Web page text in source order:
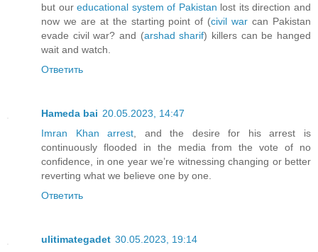
but oureducational system of Pakistan lost its direction and
now we are at the starting point of (civil war can Pakistan
evade civil war? and (arshad sharif) killers can be hanged
wait and watch.
Ответить
Hameda bai 20.05.2023, 14:47
Imran Khan arrest , and the desire for his arrest is
continuously flooded in the media from the vote of no
confidence, in one year we’re witnessing changing or better
reverting what we believe one by one.
Ответить
ulitimategadet 30.05.2023, 19:14